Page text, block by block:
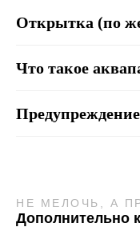
Открытка (по
Что такое
Предупреждение
НЕ МЕЛОЧЬ, А
Дополнительно